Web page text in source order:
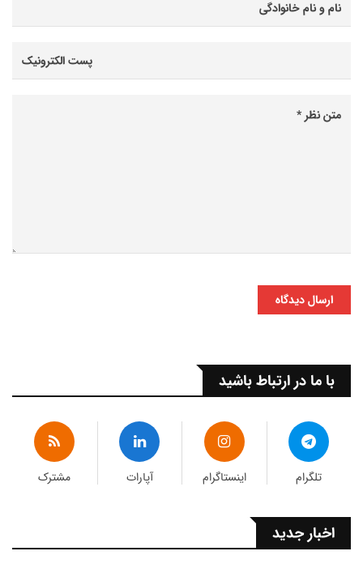
ارسال دیدگاه
با ما در ارتباط باشید
تلگرام اینستاگرام آپارات مشترک
اخبار جدید